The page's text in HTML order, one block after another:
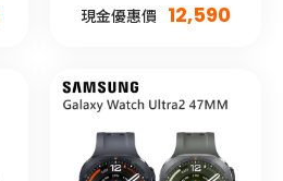
現金優惠價 12,590